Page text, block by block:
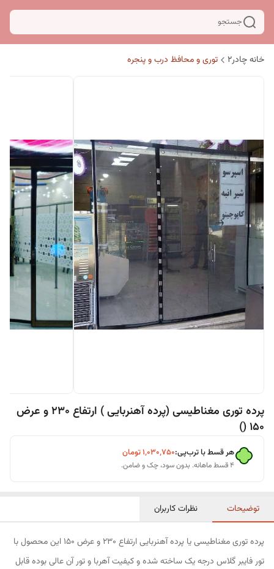
جستجو
خانه چادر۲ توری و محافظ درب و پنجره
پرده توری مغناطیسی (پرده آهنربایی ) ارتفاع 230 و عرض
150 ()
هر قسط با ترب‌پی:۱٬۰۳۰٬۷۵۰تومان
۴ قسط ماهانه. بدون سود، چک و ضامن.
توضیحات نظرات کاربران
پرده توری مغناطیسی یا پرده آهنربایی ارتفاع 230 و عرض 150 این محصول با
تور فایبر گلاس درجه یک ساخته شده و کیفیت آهربا و تور آن عالی بوده قابل